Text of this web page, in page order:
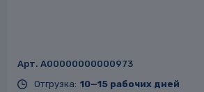
Арт. A00000000000973
Отгрузка: 10—15 рабочих дней